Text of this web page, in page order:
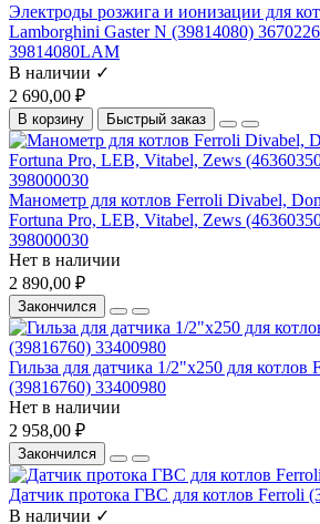
Электроды розжига и ионизации для
Lamborghini Gaster N (39814080)
39814080LAM
В наличии ✓
2 690,00 ₽
В корзину Быстрый заказ
Манометр для котлов Ferroli Divabel,
Fortuna Pro, LEB, Vitabel, Zews
398000030
Нет в наличии
2 890,00 ₽
Закончился
Гильза для датчика 1/2"x250 для котлов
(39816760) 33400980
Нет в наличии
2 958,00 ₽
Закончился
Датчик протока ГВС для котлов Ferroli
В наличии ✓